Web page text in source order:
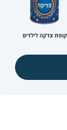
קופת צדקה לילדים